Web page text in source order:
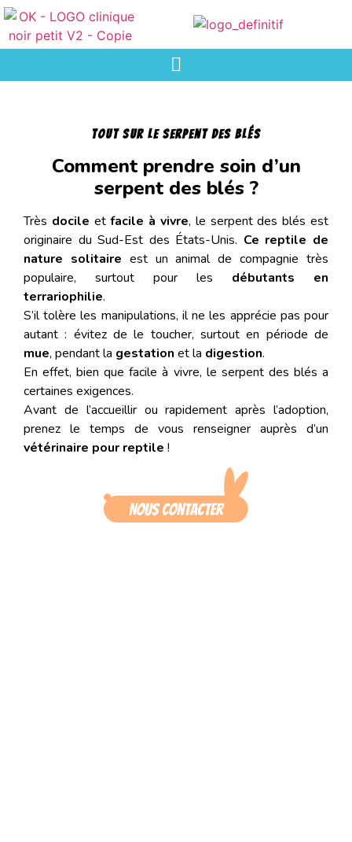
Tout sur le serpent des blés
Comment prendre soin d’un
serpent des blés ?
Très docile etfacile à vivre, le serpent des blés est
originaire du Sud-Est des États-Unis. Ce reptile de
nature solitaire est un animal de compagnie très
populaire, surtout pour les débutants en
terrariophilie.
S’il tolère les manipulations, il ne les apprécie pas pour
autant : évitez de le toucher, surtout en période de
mue, pendant la gestation et la digestion.
En effet, bien que facile à vivre, le serpent des blés a
certaines exigences.
Avant de l’accueillir ou rapidement après l’adoption,
prenez le temps de vous renseigner auprès d’un
vétérinaire pour reptile !